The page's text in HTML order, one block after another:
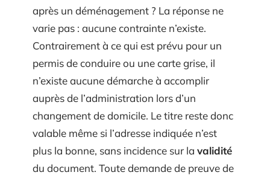
après un déménagement ? La réponse ne
varie pas : aucune contrainte n’existe.
Contrairement à ce qui est prévu pour un
permis de conduire ou une carte grise, il
n’existe aucune démarche à accomplir
auprès de l’administration lors d’un
changement de domicile. Le titre reste donc
valable même si l’adresse indiquée n’est
plus la bonne, sans incidence sur la validité
du document. Toute demande de preuve de